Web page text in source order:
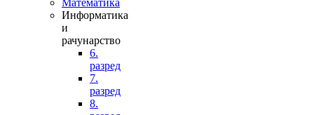
Информатика
и
рачунарство
6.
разред
7.
разред
8.